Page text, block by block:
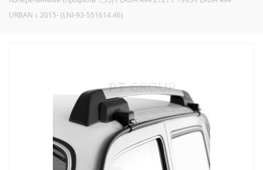
URBAN с 2015- (LNI-93-551614.46)